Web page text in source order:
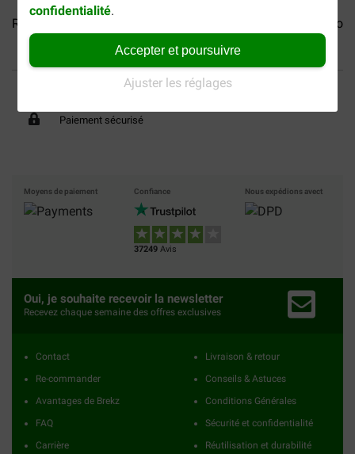
confidentialité.
Accepter et poursuivre
Ajuster les réglages
Royal Canin Instinctive 7+...
40% moins cher
Frais de port offerts dès
Paiement sécurisé
Moyens de paiement Confiance
37249 Avis
Nous expédions avect
Oui, je souhaite recevoir la newsletter
Recevez chaque semaine des offres exclusives
Contact
Re-commander
Avantages de Brekz
FAQ
Carrière
Livraison & retour
Conseils & Astuces
Conditions Générales
Sécurité et confidentialité
Réutilisation et durabilité